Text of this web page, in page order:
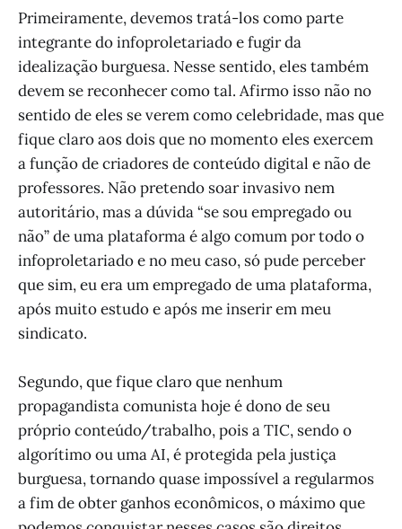
Primeiramente, devemos tratá-los como parte
integrante do infoproletariado e fugir da
idealização burguesa. Nesse sentido, eles também
devem se reconhecer como tal. Afirmo isso não no
sentido de eles se verem como celebridade, mas que
fique claro aos dois que no momento eles exercem
a função de criadores de conteúdo digital e não de
professores. Não pretendo soar invasivo nem
autoritário, mas a dúvida “se sou empregado ou
não” de uma plataforma é algo comum por todo o
infoproletariado e no meu caso, só pude perceber
que sim, eu era um empregado de uma plataforma,
após muito estudo e após me inserir em meu
sindicato.
Segundo, que fique claro que nenhum
propagandista comunista hoje é dono de seu
próprio conteúdo/trabalho, pois a TIC, sendo o
algorítimo ou uma AI, é protegida pela justiça
burguesa, tornando quase impossível a regularmos
a fim de obter ganhos econômicos, o máximo que